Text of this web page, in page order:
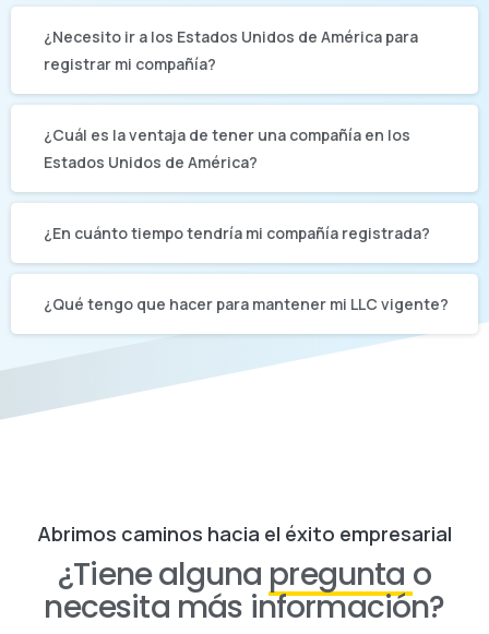
¿Necesito ir a los Estados Unidos de América para
registrar mi compañía?
¿Cuál es la ventaja de tener una compañía en los
Estados Unidos de América?
¿En cuánto tiempo tendría mi compañía registrada?
¿Qué tengo que hacer para mantener mi LLC vigente?
Abrimos caminos hacia el éxito empresarial
¿Tiene alguna pregunta o
necesita más información?